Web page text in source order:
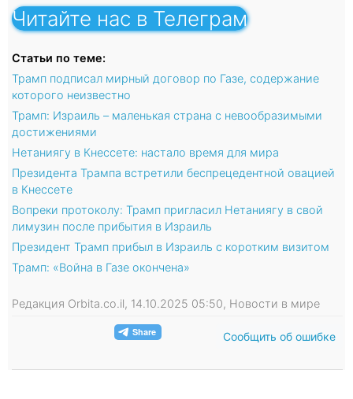
Читайте нас в Телеграм
Статьи по теме:
Трамп подписал мирный договор по Газе, содержание
которого неизвестно
Трамп: Израиль – маленькая страна с невообразимыми
достижениями
Нетаниягу в Кнессете: настало время для мира
Президента Трампа встретили беспрецедентной овацией
в Кнессете
Вопреки протоколу: Трамп пригласил Нетаниягу в свой
лимузин после прибытия в Израиль
Президент Трамп прибыл в Израиль с коротким визитом
Трамп: «Война в Газе окончена»
Редакция Orbita.co.il, 14.10.2025 05:50, Новости в мире
Сообщить об ошибке